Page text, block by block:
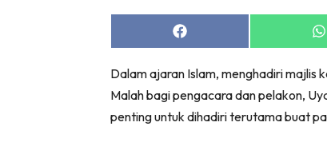
Share
on
Dalam ajaran Islam, menghadiri majlis
Malah bagi pengacara dan pelakon,
penting untuk dihadiri terutama buat